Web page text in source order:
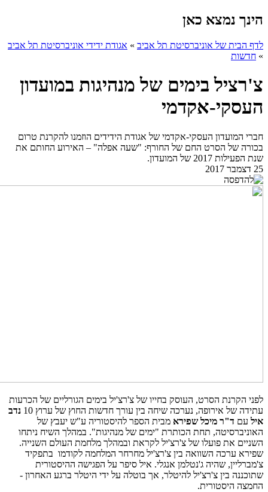
הינך נמצא כאן
לדף הבית של אוניברסיטת תל אביב » אגודת ידידי אוניברסיטת תל אביב
» חדשות
צ'רציל בימים של מנהיגות במועדון
העסקי-אקדמי
חברי המועדון העסקי-אקדמי של אגודת הידידים הוזמנו להקרנת טרום
בכורה של הסרט החם של החורף: "שעה אפלה" – האירוע החותם את
שנת הפעילות 2017 של המועדון.
25 דצמבר 2017
לפני הקרנת הסרט, העוסק בחייו של צ'רצ'יל בימים הגורליים של הכרעות
עתידה של אירופה, נערכה שיחה בין עורך חדשות החוץ של ערוץ 10
נדב
איל עם ד"ר מיכל שפירא מבית הספר להיסטוריה ע"ש יעבץ של
האוניברסיטה, תחת הכותרת "ימים של מנהיגות". במהלך השיח ניתחו
השניים את פועלו של צ'רצ'יל לקראת ובמהלך מלחמת העולם השנייה.
שפירא ערכה השוואה בין צ'רצ'יל מחרחר המלחמה לקודמו בתפקיד
צ'מברליין, שהיה ג'נטלמן אנגלי. איל סיפר על הפגישה ההיסטורית
שתוכננה בין צ'רצ'יל להיטלר, אך בוטלה על ידי היטלר ברגע האחרון -
החמצה היסטורית.